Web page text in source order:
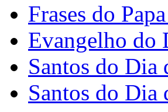
Frases do
Evangelho do
Santos do Dia
Santos do Dia